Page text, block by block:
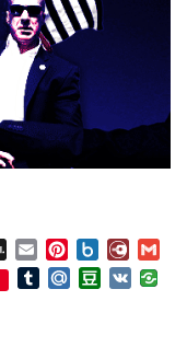
AOL
Mail
Email Pinterest
Box.net
TumblrMail.RuDouban
VK